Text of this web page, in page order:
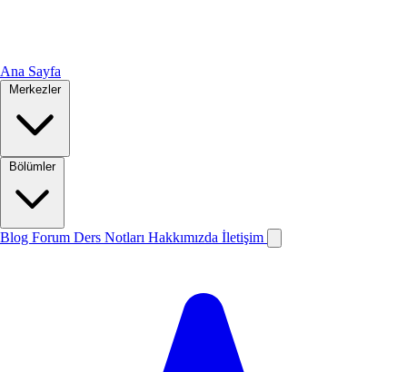
Ana Sayfa
Merkezler
Bölümler
Blog Forum Ders Notları Hakkımızda İletişim